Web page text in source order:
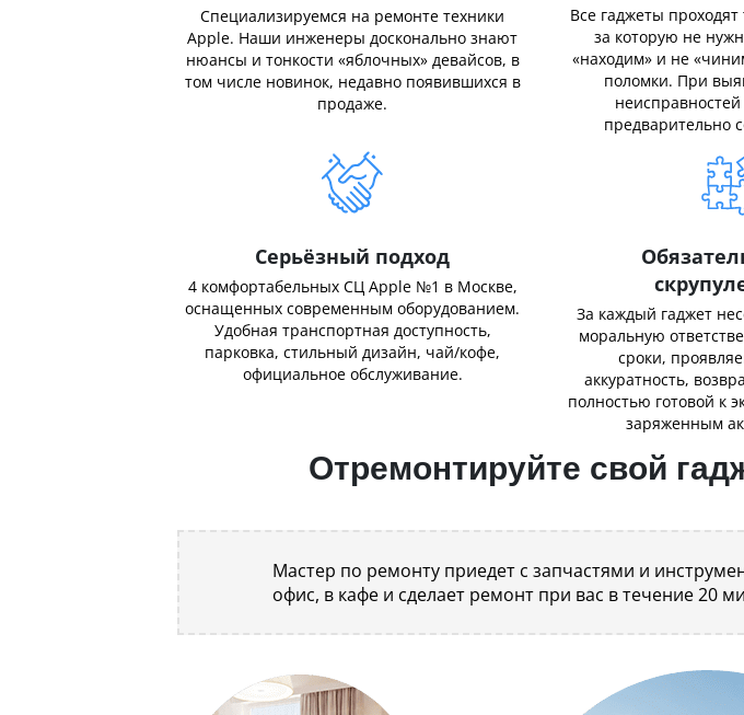
Специализируемся на ремонте техники
Apple. Наши инженеры досконально знают
нюансы и тонкости «яблочных» девайсов, в
том числе новинок, недавно появившихся в
продаже.
Все гаджеты
за которую не
«находим» и не
поломки. При
предварительно
Серьёзный подход
4 комфортабельных СЦ Apple №1 в Москве,
оснащенных современным оборудованием.
Удобная транспортная доступность,
парковка, стильный дизайн, чай/кофе,
официальное обслуживание.
За каждый гаджет
моральную
сроки,
аккуратность,
полностью готовой к
заряженным
Отремонтируйте свой
Мастер по ремонту приедет с запчастями и
офис, в кафе и сделает ремонт при вас в течение 20